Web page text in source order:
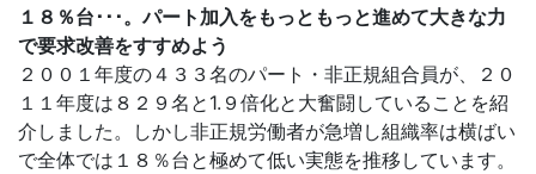
１８％台･･･。パート加入をもっともっと進めて大きな力
で要求改善をすすめよう
２００１年度の４３３名のパート・非正規組合員が、２０
１１年度は８２９名と1.９倍化と大奮闘していることを紹
介しました。しかし非正規労働者が急増し組織率は横ばい
で全体では１８％台と極めて低い実態を推移しています。